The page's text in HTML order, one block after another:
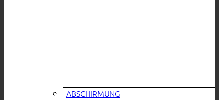
ABSCHIRMUNG